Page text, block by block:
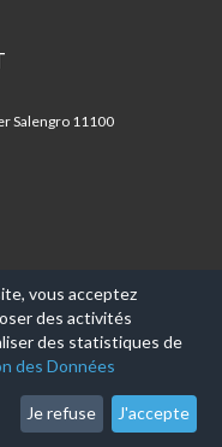
Salengro 11100
par Aniapps.fr
vous acceptez
des activités
des statistiques de
des Données
Je refuse J'accepte